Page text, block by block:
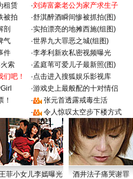
租赁 ·刘涛富豪老公为家产求生子
被拍 ·舒淇醉酒瞬间惨被抓拍(图)
剖 ·实拍漂亮的地摊西施(组图)
气 ·世界九大罪恶之城(组图)
件 ·李孝利新欢私密视频曝光
索 ·孟庭苇可爱儿子最新照(图)
吧！ ·点击进入搜狐娱乐影视库
·游戏史上最般配的十对情侣
！ ·
张元首透露戒毒生活
· 令人惊叹太空步下楼方式
菲小女儿李嫣曝光 酒井法子痛哭谢罪